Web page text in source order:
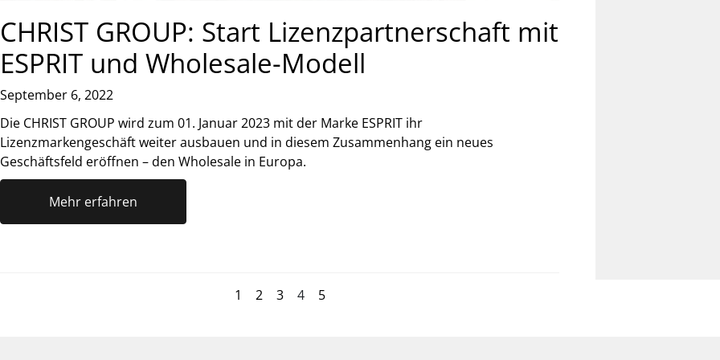
CHRIST GROUP: Start Lizenzpartnerschaft mit
ESPRIT und Wholesale-Modell
September 6, 2022
Die CHRIST GROUP wird zum 01. Januar 2023 mit der Marke ESPRIT ihr
Lizenzmarkengeschäft weiter ausbauen und in diesem Zusammenhang ein neues
Geschäftsfeld eröffnen – den Wholesale in Europa.
Mehr erfahren
1 2 3 4 5